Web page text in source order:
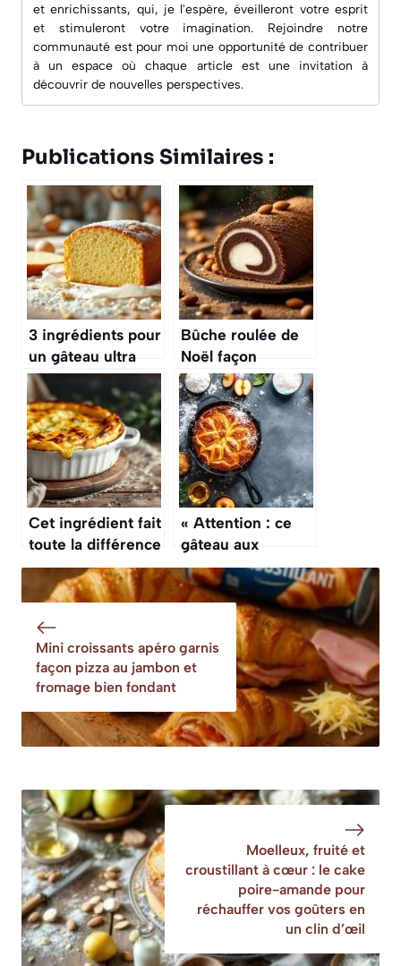
et enrichissants, qui, je l'espère, éveilleront votre esprit
et stimuleront votre imagination. Rejoindre notre
communauté est pour moi une opportunité de contribuer
à un espace où chaque article est une invitation à
découvrir de nouvelles perspectives.
Publications Similaires :
3 ingrédients pour
un gâteau ultra
moelleux prêt en
10 minutes
Bûche roulée de
Noël façon
Philippe Etchebest
: praliné maison,
ganache montée,
et croustillant
d’amandes en
robe dorée
Cet ingrédient fait
toute la différence
pour un gratin
dauphinois bien
moelleux
« Attention : ce
gâteau aux
pommes à la poêle
va remplacer
votre four et il
prêt en 15 minutes
»
Mini croissants apéro garnis
façon pizza au jambon et
fromage bien fondant
Moelleux, fruité et
croustillant à cœur : le cake
poire-amande pour
réchauffer vos goûters en
un clin d’œil